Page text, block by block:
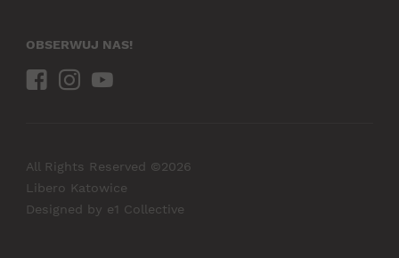
OBSERWUJ NAS!
All Rights Reserved ©2026
Libero Katowice
Designed by e1 Collective